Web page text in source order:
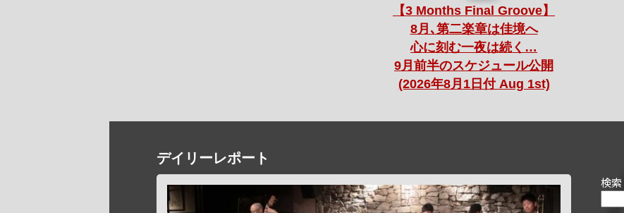
【3 Months Final Groove】
8月､第二楽章は佳境へ
心に刻む一夜は続く…
9月前半のスケジュール公開
(2026年8月1日付 Aug 1st)
デイリーレポート
検索